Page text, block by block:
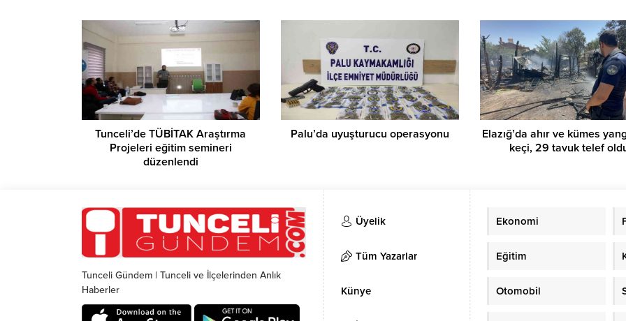
Tunceli’de TÜBİTAK Araştırma
Projeleri eğitim semineri
düzenlendi
Palu’da uyuşturucu operasyonu
Elazığ’da ahır ve kümes
keçi, 29 tavuk telef
Tunceli Gündem | Tunceli ve İlçelerinden Anlık
Haberler
Üyelik
Tüm Yazarlar
Künye
Ekonomi
Eğitim
Otomobil